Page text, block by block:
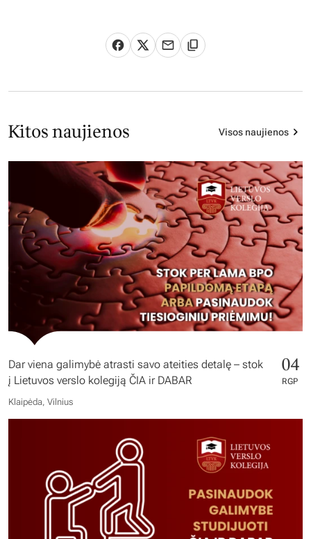
Kitos naujienos Visos naujienos
Dar viena galimybė atrasti savo ateities detalę – stok
į Lietuvos verslo kolegiją ČIA ir DABAR
04
RGP
Klaipėda, Vilnius